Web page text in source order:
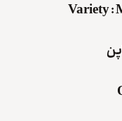
Variety: